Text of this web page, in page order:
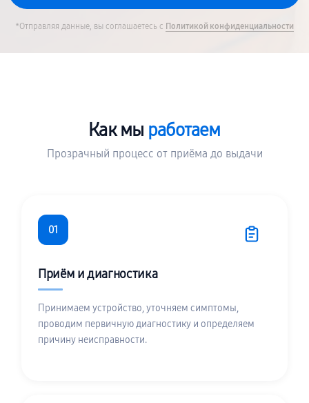
*Отправляя данные, вы соглашаетесь с Политикой конфиденциальности
Как мы работаем
Прозрачный процесс от приёма до выдачи
01
Приём и диагностика
Принимаем устройство, уточняем симптомы,
проводим первичную диагностику и определяем
причину неисправности.